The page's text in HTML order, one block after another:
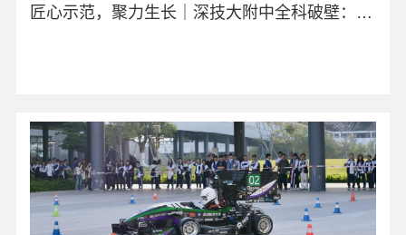
匠心示范，聚力生长｜深技大附中全科破壁：以素养学习为翼，赴一场精品示范之约——化学学科组骨干教师示范课